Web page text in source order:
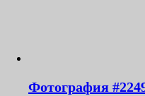
Фотография